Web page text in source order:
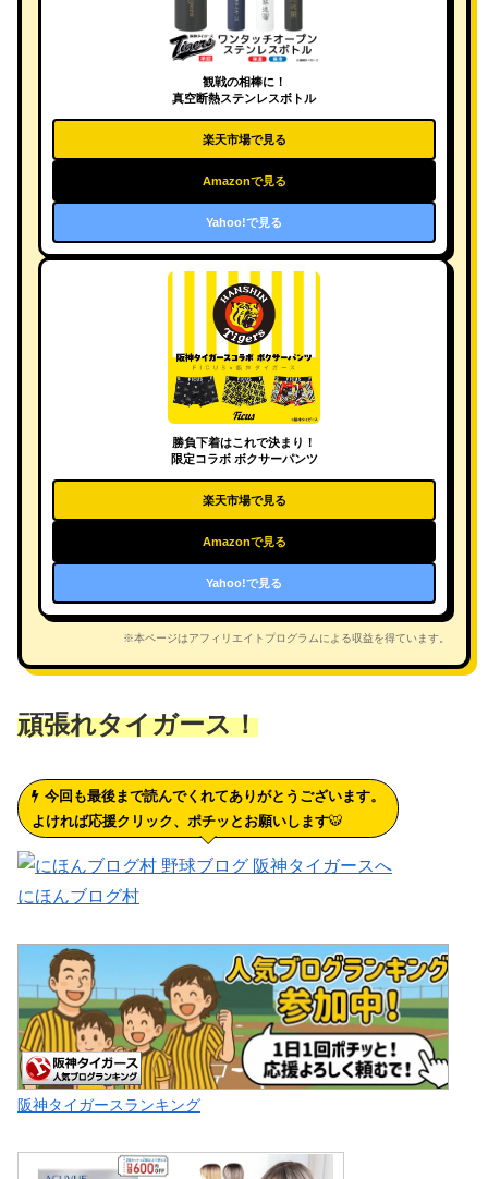
観戦の相棒に！
真空断熱ステンレスボトル
楽天市場で見る
Amazonで見る
Yahoo!で見る
勝負下着はこれで決まり！
限定コラボ ボクサーパンツ
楽天市場で見る
Amazonで見る
Yahoo!で見る
※本ページはアフィリエイトプログラムによる収益を得ています。
頑張れタイガース！
今回も最後まで読んでくれてありがとうございます。
よければ応援クリック、ポチッとお願いします🐯
にほんブログ村
阪神タイガースランキング